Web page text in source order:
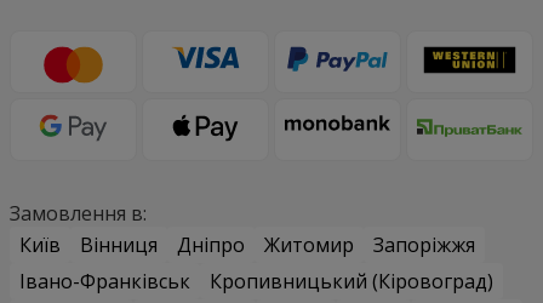
Замовлення в:
Київ
Вінниця Дніпро Житомир
Запоріжжя
Івано-Франківськ
Кропивницький (Кіровоград)